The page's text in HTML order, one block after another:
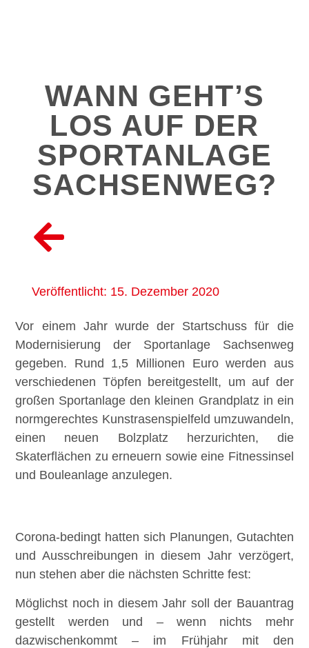
WANN GEHT’S
LOS AUF DER
SPORTANLAGE
SACHSENWEG?
Veröffentlicht: 15. Dezember 2020
Vor einem Jahr wurde der Startschuss für die
Modernisierung der Sportanlage Sachsenweg
gegeben. Rund 1,5 Millionen Euro werden aus
verschiedenen Töpfen bereitgestellt, um auf der
großen Sportanlage den kleinen Grandplatz in ein
normgerechtes Kunstrasenspielfeld umzuwandeln,
einen neuen Bolzplatz herzurichten, die
Skaterflächen zu erneuern sowie eine Fitnessinsel
und Bouleanlage anzulegen.
Corona-bedingt hatten sich Planungen, Gutachten
und Ausschreibungen in diesem Jahr verzögert,
nun stehen aber die nächsten Schritte fest:
Möglichst noch in diesem Jahr soll der Bauantrag
gestellt werden und – wenn nichts mehr
dazwischenkommt – im Frühjahr mit den